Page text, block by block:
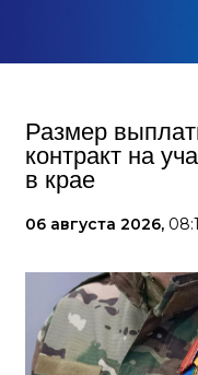
Размер
контракт на
в крае
06 августа 2026,